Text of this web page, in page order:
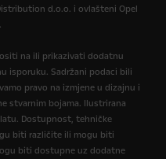
d.o.o. i ovlašteni Opel
na ili prikazivati dodatnu
isporuku. Sadržani podaci bili
pravo na izmjene u dizajnu i
stvarnim bojama. Ilustrirana
Dostupnost, tehničke
biti različite ili mogu biti
biti dostupne uz dodatne